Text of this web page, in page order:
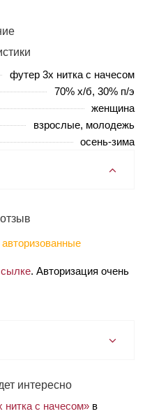
футер 3х нитка с начесом
70% х/б, 30% п/э
женщина
взрослые, молодежь
осень-зима
. Авторизация очень
интересно
нитка с начесом» в